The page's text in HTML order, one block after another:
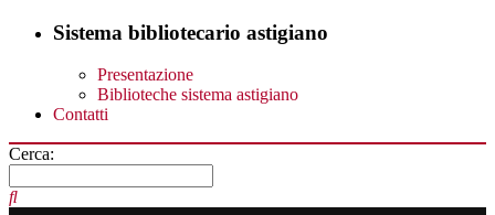
Sistema bibliotecario astigiano
Presentazione
Biblioteche sistema astigiano
Contatti
Cerca: